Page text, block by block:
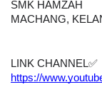
SMK HAMZAH
MACHANG,
LINK CHANNEL✅
https://